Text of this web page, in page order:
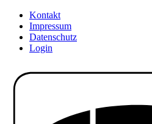
Kontakt
Impressum
Datenschutz
Login